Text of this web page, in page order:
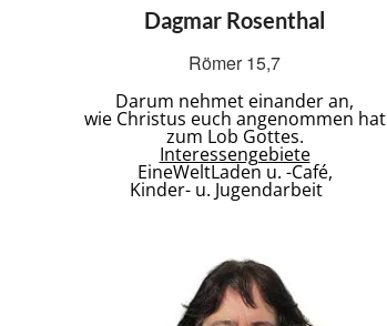
Dagmar Rosenthal​
Römer 15,7
Darum nehmet einander an,
wie Christus euch angenommen hat
zum Lob Gottes.
Interessengebiete
EineWeltLaden u. -Café,
Kinder- u. Jugendarbeit